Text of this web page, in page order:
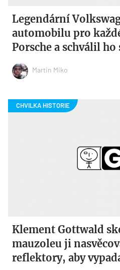
Legendární
automobilu pro
Porsche a schválil
Martin Miko
Klement Gottwald
mauzoleu ji
reflektory, aby